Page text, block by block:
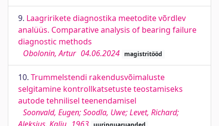
9. Laagririkete diagnostika meetodite võrdlev
analüüs. Comparative analysis of bearing failure
diagnostic methods
Obolonin, Artur 04.06.2024 magistritööd
10. Trummelstendi rakendusvõimaluste
selgitamine kontrollkatsetuste teostamiseks
autode tehnilisel teenendamisel
Soonvald, Eugen; Soodla, Uwe; Levet, Richard;